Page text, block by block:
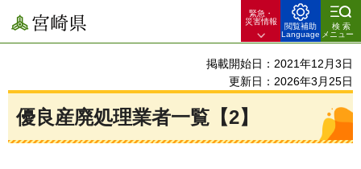
宮崎県
緊急・
災害情報
閲覧補助
Language
検索
メニュー
掲載開始日：2021年12月3日
更新日：2026年3月25日
優良産廃処理業者一覧【2】